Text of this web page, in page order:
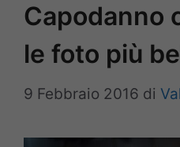
Capodanno
le foto più
9 Febbraio 2016 di